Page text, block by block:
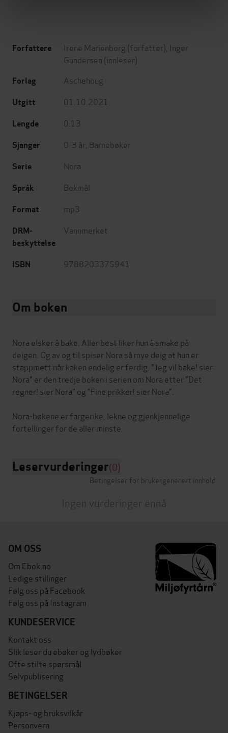
Forfattere Irene Marienborg (forfatter), Inger
Gundersen (innleser)
Forlag Aschehoug
Utgitt 01.10.2021
Lengde 0:13
Sjanger 0-3 år Barnebøker
Serie Nora
Språk Bokmål
Format mp3
DRM-
beskyttelse
Vannmerket
ISBN 9788203375941
Om boken
Nora elsker å bake. Aller best liker hun å smake på
deigen. Og av og til spiser Nora så mye deig at hun er
stappmett når kaken endelig er ferdig. "Jeg vil bake! sier
Nora" er den tredje boken i serien om Nora etter "Det
regner! sier Nora" og "Fine prikker! sier Nora".
Nora-bøkene er fargerike, lekne og gjenkjennelige
Leservurderinger(0)
Betingelser for brukergenerert innhold
Ingen vurderinger ennå
OM OSS
Om Ebok.no
Ledige stillinger
Følg oss på Facebook
Følg oss på Instagram
KUNDESERVICE
Kontakt oss
Slik leser du ebøker og lydbøker
Ofte stilte spørsmål
Selvpublisering
BETINGELSER
Kjøps- og bruksvilkår
Personvern